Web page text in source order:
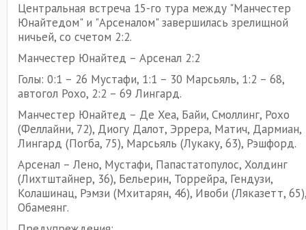
Центральная встреча 15-го тура между "Манчестер
Юнайтедом" и "Арсеналом" завершилась зрелищной
ничьей, со счетом 2:2.
Манчестер Юнайтед – Арсенал 2:2
Голы: 0:1 – 26 Мустафи, 1:1 – 30 Марсьяль, 1:2 – 68,
автогол Рохо, 2:2 – 69 Лингард.
Манчестер Юнайтед – Де Хеа, Байи, Смоллинг, Рохо
(Феллайни, 72), Диогу Далот, Эррера, Матич, Дармиан,
Лингард (Погба, 75), Марсьяль (Лукаку, 63), Рэшфорд.
Арсенал – Лено, Мустафи, Папастатопулос, Холдинг
(Лихтштайнер, 36), Бельерин, Торрейра, Гендузи,
Колашинац, Рэмзи (Мхитарян, 46), Ивоби (Ляказетт, 65),
Обамеянг.